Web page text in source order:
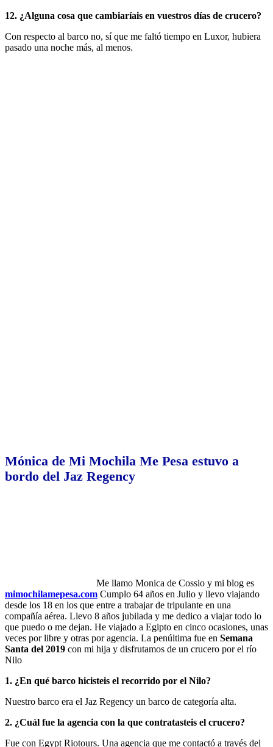
12. ¿Alguna cosa que cambiaríais en vuestros días de crucero?
Con respecto al barco no, sí que me faltó tiempo en Luxor, hubiera
pasado una noche más, al menos.
Mónica de Mi Mochila Me Pesa estuvo a
bordo del Jaz Regency
Me llamo Monica de Cossio y mi blog es
mimochilamepesa.com Cumplo 64 años en Julio y llevo viajando
desde los 18 en los que entre a trabajar de tripulante en una
compañía aérea. Llevo 8 años jubilada y me dedico a viajar todo lo
que puedo o me dejan. He viajado a Egipto en cinco ocasiones, unas
veces por libre y otras por agencia. La penúltima fue en Semana
Santa del 2019 con mi hija y disfrutamos de un crucero por el río
Nilo
1. ¿En qué barco hicisteis el recorrido por el Nilo?
Nuestro barco era el Jaz Regency un barco de categoría alta.
2. ¿Cuál fue la agencia con la que contratasteis el crucero?
Fue con Egypt Riotours. Una agencia que me contactó a través del